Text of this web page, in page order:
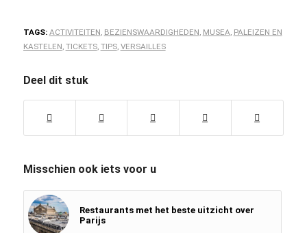
TAGS: ACTIVITEITEN BEZIENSWAARDIGHEDEN MUSEA PALEIZEN EN
KASTELEN TICKETS, TIPS, VERSAILLES
Deel dit stuk
Misschien ook iets voor u
Restaurants met het beste uitzicht over
Parijs